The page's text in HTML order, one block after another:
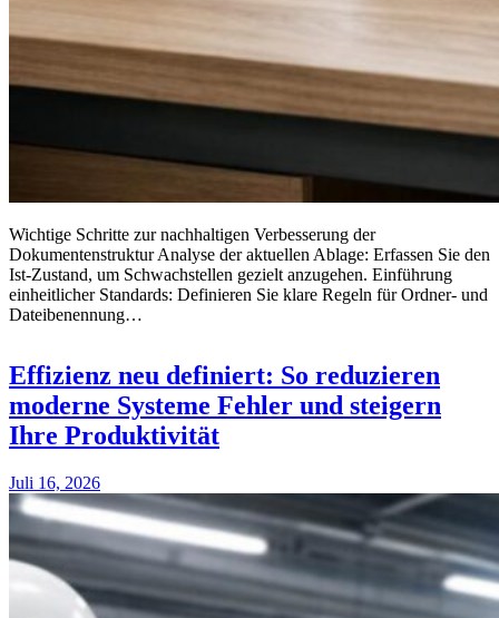
Wichtige Schritte zur nachhaltigen Verbesserung der
Dokumentenstruktur Analyse der aktuellen Ablage: Erfassen Sie den
Ist-Zustand, um Schwachstellen gezielt anzugehen. Einführung
einheitlicher Standards: Definieren Sie klare Regeln für Ordner- und
Dateibenennung…
Effizienz neu definiert: So reduzieren
moderne Systeme Fehler und steigern
Ihre Produktivität
Juli 16, 2026